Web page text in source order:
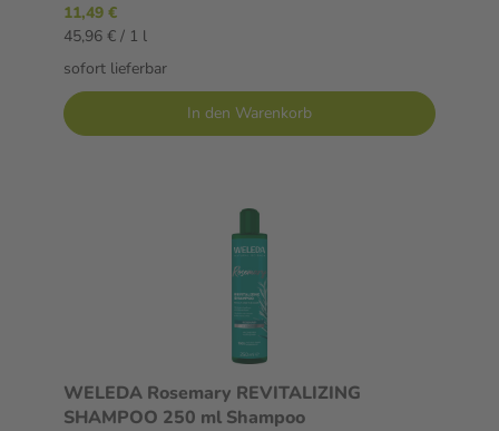
11,49 €
45,96 € / 1 l
sofort lieferbar
In den Warenkorb
WELEDA Rosemary REVITALIZING
SHAMPOO 250 ml Shampoo